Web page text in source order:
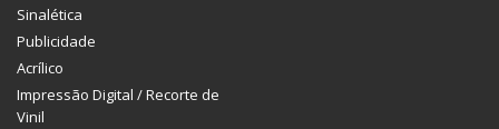
Sinalética
Publicidade
Acrílico
Impressão Digital / Recorte de
Vinil